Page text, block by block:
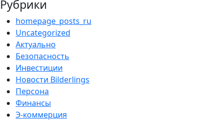
Рубрики
homepage_posts_ru
Uncategorized
Актуально
Безопасность
Инвестиции
Новости Bilderlings
Персона
Финансы
Э-коммерция